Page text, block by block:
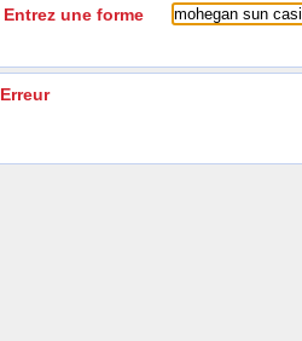
Entrez une forme
Erreur